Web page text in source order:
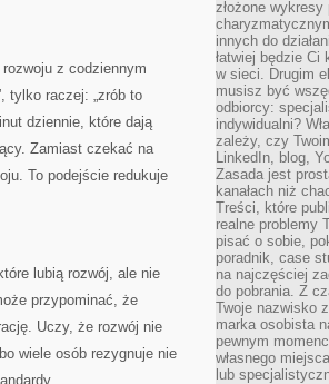
z codziennym
tylko raczej: „zrób to
dziennie, które dają
Zamiast czekać na
To podejście redukuje
lubią rozwój, ale nie
przypominać, że
Uczy, że rozwój nie
wiele osób rezygnuje nie
złożone
innych do
łatwiej będzie Ci
w sieci. Drugim
musisz być
odbiorcy:
indywidualni?
zależy, czy
LinkedIn, blog,
Zasada jest
kanałach niż
Treści, które
realne problemy
pisać o sobie,
poradnik, case
na najczęściej
do pobrania. Z
Twoje nazwisko
marka osobista
pewnym
własnego
lub